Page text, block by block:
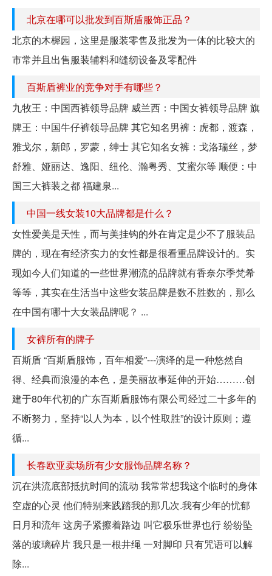
北京在哪可以批发到百斯盾服饰正品？
北京的木樨园，这里是服装零售及批发为一体的比较大的
市常并且出售服装辅料和缝纫设备及零配件
百斯盾裤业的竞争对手有哪些？
九牧王：中国西裤领导品牌 威兰西：中国女裤领导品牌 旗
牌王：中国牛仔裤领导品牌 其它知名男裤：虎都，渡森，
雅戈尔，新郎，罗蒙，绅士 其它知名女裤：戈洛瑞丝，梦
舒雅、娅丽达、逸阳、纽伦、瀚粤秀、艾蜜尔等 顺便：中
国三大裤装之都 福建泉...
中国一线女装10大品牌都是什么？
女性爱美是天性，而与美挂钩的外在肯定是少不了服装品
牌的，现在有经济实力的女性都是很看重品牌设计的。实
现如今人们知道的一些世界潮流的品牌就有香奈尔季梵希
等等，其实在生活当中这些女装品牌是数不胜数的，那么
在中国有哪十大女装品牌呢？ ...
女裤所有的牌子
百斯盾 “百斯盾服饰，百年相爱”---演绎的是一种悠然自
得、经典而浪漫的本色，是美丽故事延伸的开始………创
建于80年代初的广东百斯盾服饰有限公司经过二十多年的
不断努力，坚持“以人为本，以个性取胜”的设计原则；遵
循...
长春欧亚卖场所有少女服饰品牌名称？
沉在洪流底部抵抗时间的流动 我常常想我这个临时的身体
空虚的心灵 他们特别来践踏我的那几次.我有少年的忧郁
日月和流年 这房子紧擦着路边 叫它极乐世界也行 纷纷坠
落的玻璃碎片 我只是一根井绳 一对脚印 只有咒语可以解
除...